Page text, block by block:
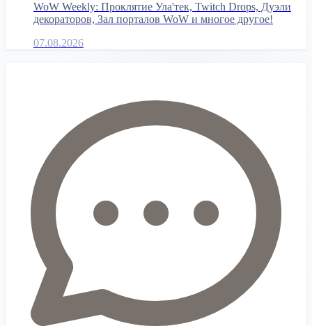
WoW Weekly: Проклятие Ула'тек, Twitch Drops, Дуэли
декораторов, Зал порталов WoW и многое другое!
07.08.2026